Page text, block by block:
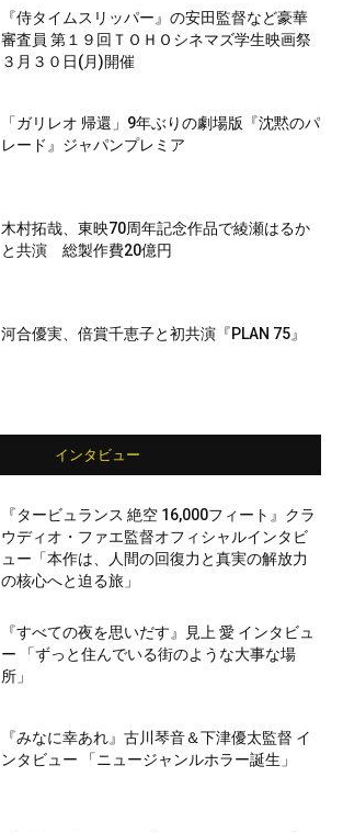
『侍タイムスリッパー』の安田監督など豪華
審査員 第１９回ＴＯＨＯシネマズ学生映画祭
３月３０日(月)開催
「ガリレオ 帰還」9年ぶりの劇場版『沈黙のパ
レード』ジャパンプレミア
木村拓哉、東映70周年記念作品で綾瀬はるか
と共演 総製作費20億円
河合優実、倍賞千恵子と初共演『PLAN 75』
インタビュー
『タービュランス 絶空 16,000フィート』クラ
ウディオ・ファエ監督オフィシャルインタビ
ュー「本作は、人間の回復力と真実の解放力
の核心へと迫る旅」
『すべての夜を思いだす』見上 愛 インタビュ
ー 「ずっと住んでいる街のような大事な場
所」
『みなに幸あれ』古川琴音＆下津優太監督 イ
ンタビュー 「ニュージャンルホラー誕生」